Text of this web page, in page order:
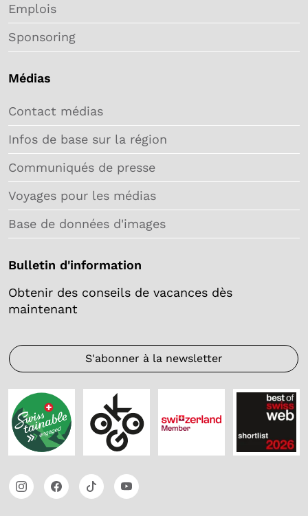
Emplois
Sponsoring
Médias
Contact médias
Infos de base sur la région
Communiqués de presse
Voyages pour les médias
Base de données d'images
Bulletin d'information
Obtenir des conseils de vacances dès
maintenant
S'abonner à la newsletter